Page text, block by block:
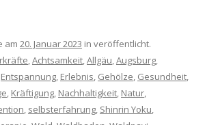
am 20. Januar 2023 in veröffentlicht.
,Achtsamkeit,Allgäu,Augsburg,
Entspannung, Erlebnis, Gehölze, Gesundheit,
, Kräftigung, Nachhaltigkeit, Natur,
, selbsterfahrung, Shinrin Yoku,